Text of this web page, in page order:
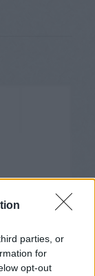
parties, or
for
opt-out